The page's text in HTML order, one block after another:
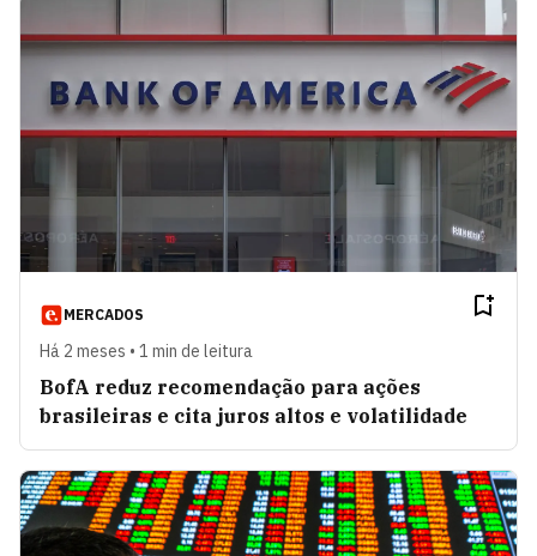
MERCADOS
Há 2 meses • 1 min de leitura
BofA reduz recomendação para ações
brasileiras e cita juros altos e volatilidade